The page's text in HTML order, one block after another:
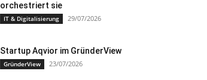
orchestriert sie
IT & Digitalisierung 29/07/2026
Startup Aqvior im GründerView
GründerView 23/07/2026